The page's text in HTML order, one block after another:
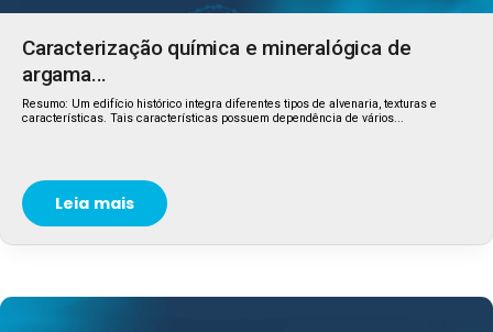
Caracterização química e mineralógica de
argama...
Resumo: Um edifício histórico integra diferentes tipos de alvenaria, texturas e
características. Tais características possuem dependência de vários...
Leia mais